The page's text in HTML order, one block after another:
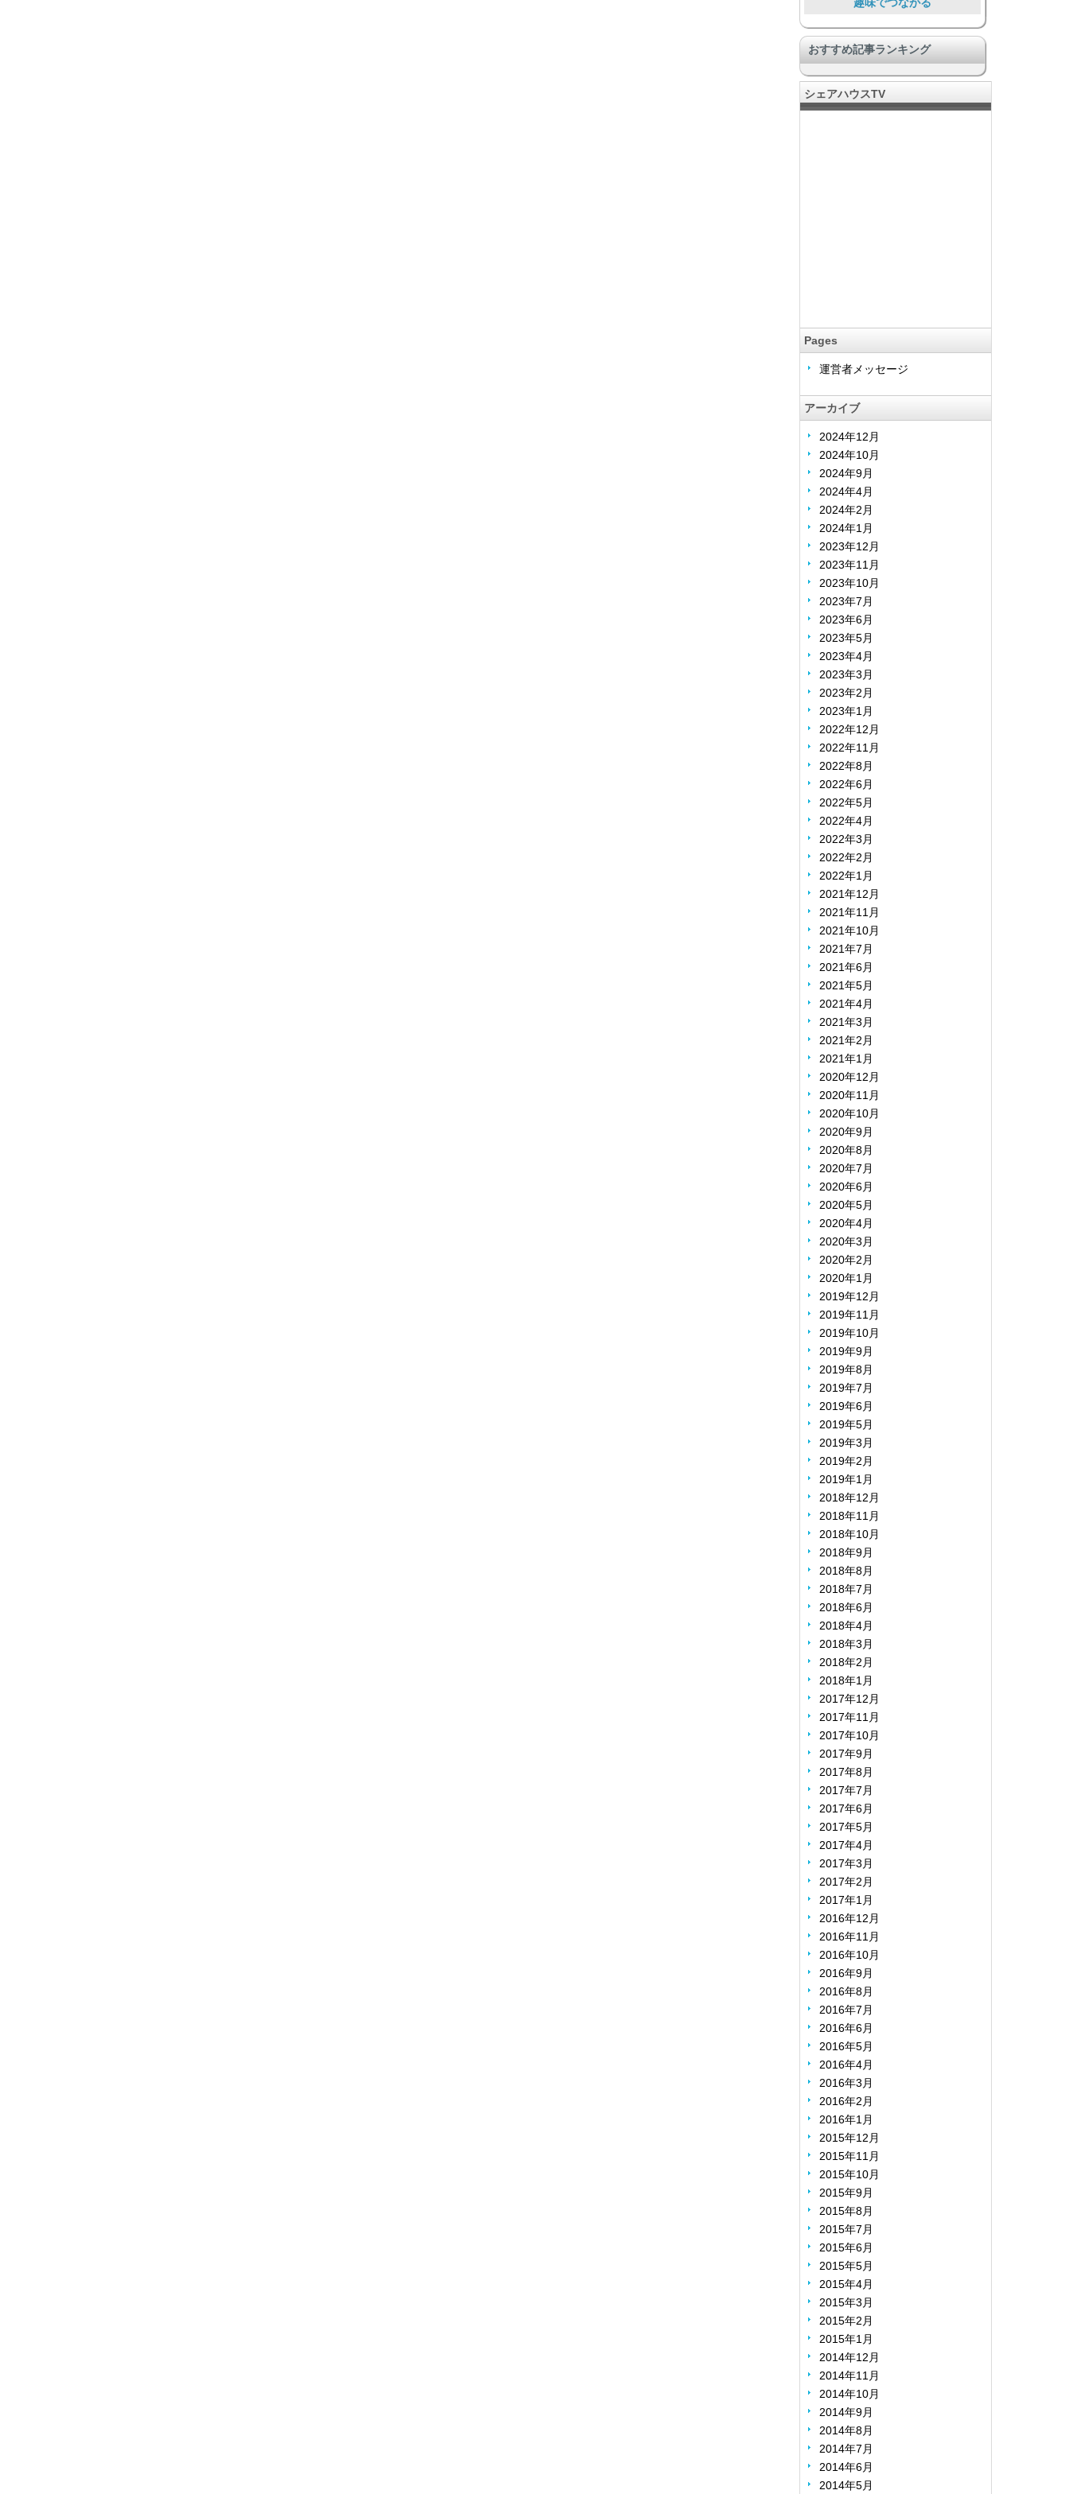
暮らしを通して助け合う
国際国流もできる
ワンランク上の豪華な施設
おすすめ記事ランキング
シェアハウスTV
Pages
運営者メッセージ
アーカイブ
2024年12月
2024年10月
2024年9月
2024年4月
2024年2月
2024年1月
2023年12月
2023年11月
2023年10月
2023年7月
2023年6月
2023年5月
2023年4月
2023年3月
2023年2月
2023年1月
2022年12月
2022年11月
2022年8月
2022年6月
2022年5月
2022年4月
2022年3月
2022年2月
2022年1月
2021年12月
2021年11月
2021年10月
2021年7月
2021年6月
2021年5月
2021年4月
2021年3月
2021年2月
2021年1月
2020年12月
2020年11月
2020年10月
2020年9月
2020年8月
2020年7月
2020年6月
2020年5月
2020年4月
2020年3月
2020年2月
2020年1月
2019年12月
2019年11月
2019年10月
2019年9月
2019年8月
2019年7月
2019年6月
2019年5月
2019年3月
2019年2月
2019年1月
2018年12月
2018年11月
2018年10月
2018年9月
2018年8月
2018年7月
2018年6月
2018年4月
2018年3月
2018年2月
2018年1月
2017年12月
2017年11月
2017年10月
2017年9月
2017年8月
2017年7月
2017年6月
2017年5月
2017年4月
2017年3月
2017年2月
2017年1月
2016年12月
2016年11月
2016年10月
2016年9月
2016年8月
2016年7月
2016年6月
2016年5月
2016年4月
2016年3月
2016年2月
2016年1月
2015年12月
2015年11月
2015年10月
2015年9月
2015年8月
2015年7月
2015年6月
2015年5月
2015年4月
2015年3月
2015年2月
2015年1月
2014年12月
2014年11月
2014年10月
2014年9月
2014年8月
2014年7月
2014年6月
2014年5月